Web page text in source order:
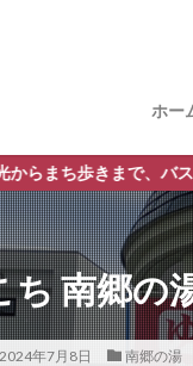
ホー
に乗っておでかけが楽
ち 南郷の
2024年7月8日 南郷の湯